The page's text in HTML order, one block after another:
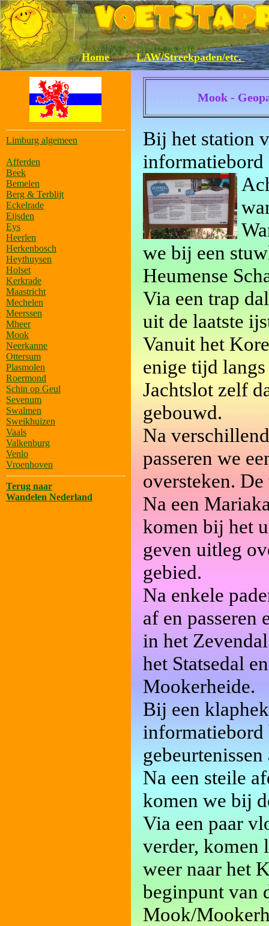
Home LAW/Streekpaden/etc.
Limburg algemeen
Afferden
Beek
Bemelen
Berg & Terblijt
Eckelrade
Eijsden
Eys
Heerlen
Herkenbosch
Heythuysen
Holset
Kerkrade
Maastricht
Mechelen
Meerssen
Mheer
Mook
Neerkanne
Ottersum
Plasmolen
Roermond
Schin op Geul
Sevenum
Swalmen
Sweikhuizen
Vaals
Valkenburg
Venlo
Vroenhoven
Terug naar
Wandelen Nederland
Mook -
Bij het station
informatiebord
we bij een
Heumense
Via een trap
uit de laatste
Vanuit het
enige tijd
Jachtslot zelf
gebouwd.
Na
passeren we
oversteken.
Na een
komen bij het
geven uitleg
gebied.
Na enkele
af en passeren
in het
het Statsedal
Mookerheide.
Bij een
informatiebord
Na een steile
komen we bij
Via een paar
verder, komen
weer naar het
beginpunt van
Mook/